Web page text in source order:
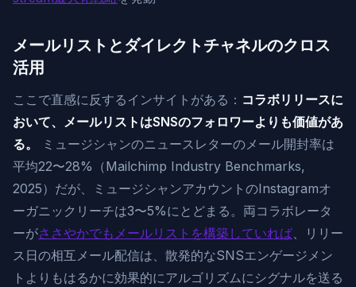
メールリストとダイレクトチャネルのクロス
活用
ここで直感に反するインサイトがある： コラボリリースに
おいて、メールリストはSNSのフォロワーよりも価値があ
る。
ミュージシャンのニュースレターのメール開封率は
平均22〜28%（Mailchimp Industry Benchmarks,
2025）だが、ミュージシャンアカウントのInstagramオ
ーガニックリーチは3〜5%にとどまる。両コラボレータ
ーがささやかでもメールリストを構築していれば、リリー
ス日の相互メール配信は、散発的なSNSエンゲージメン
トよりもはるかに効果的にアルゴリズムにシグナルを送る